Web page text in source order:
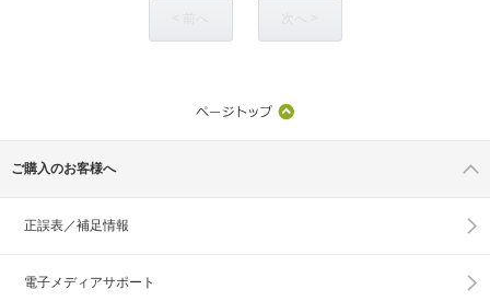
ご購入のお客様へ
正誤表／補足情報
電子メディアサポート